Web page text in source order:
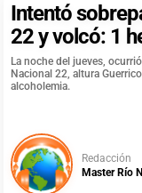
Intentó
22 y volcó: 1
La noche del jueves,
Nacional 22, altura
alcoholemia.
Redacción
Master Río